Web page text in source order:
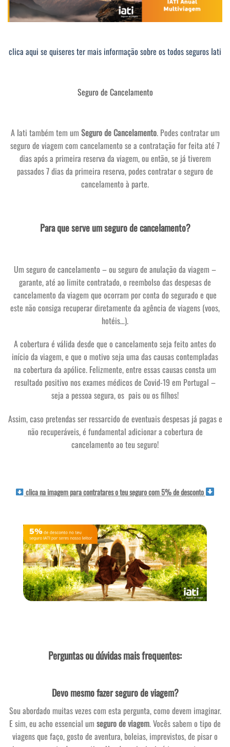
clica aqui se quiseres ter mais informação sobre os todos seguros Iati
Seguro de Cancelamento
A Iati também tem um Seguro de Cancelamento. Podes contratar um
seguro de viagem com cancelamento se a contratação for feita até 7
dias após a primeira reserva da viagem, ou então, se já tiverem
passados 7 dias da primeira reserva, podes contratar o seguro de
cancelamento à parte.
Para que serve um seguro de cancelamento?
Um seguro de cancelamento – ou seguro de anulação da viagem –
garante, até ao limite contratado, o reembolso das despesas de
cancelamento da viagem que ocorram por conta do segurado e que
este não consiga recuperar diretamente da agência de viagens (voos,
hotéis…).
A cobertura é válida desde que o cancelamento seja feito antes do
início da viagem, e que o motivo seja uma das causas contempladas
na cobertura da apólice. Felizmente, entre essas causas consta um
resultado positivo nos exames médicos de Covid-19 em Portugal –
seja a pessoa segura, os pais ou os filhos!
Assim, caso pretendas ser ressarcido de eventuais despesas já pagas e
não recuperáveis, é fundamental adicionar a cobertura de
cancelamento ao teu seguro!
clica na imagem para contratares o teu seguro com 5% de desconto
Perguntas ou dúvidas mais frequentes:
Devo mesmo fazer seguro de viagem?
Sou abordado muitas vezes com esta pergunta, como devem imaginar.
E sim, eu acho essencial um seguro de viagem. Vocês sabem o tipo de
viagens que faço, gosto de aventura, boleias, imprevistos, de pisar o